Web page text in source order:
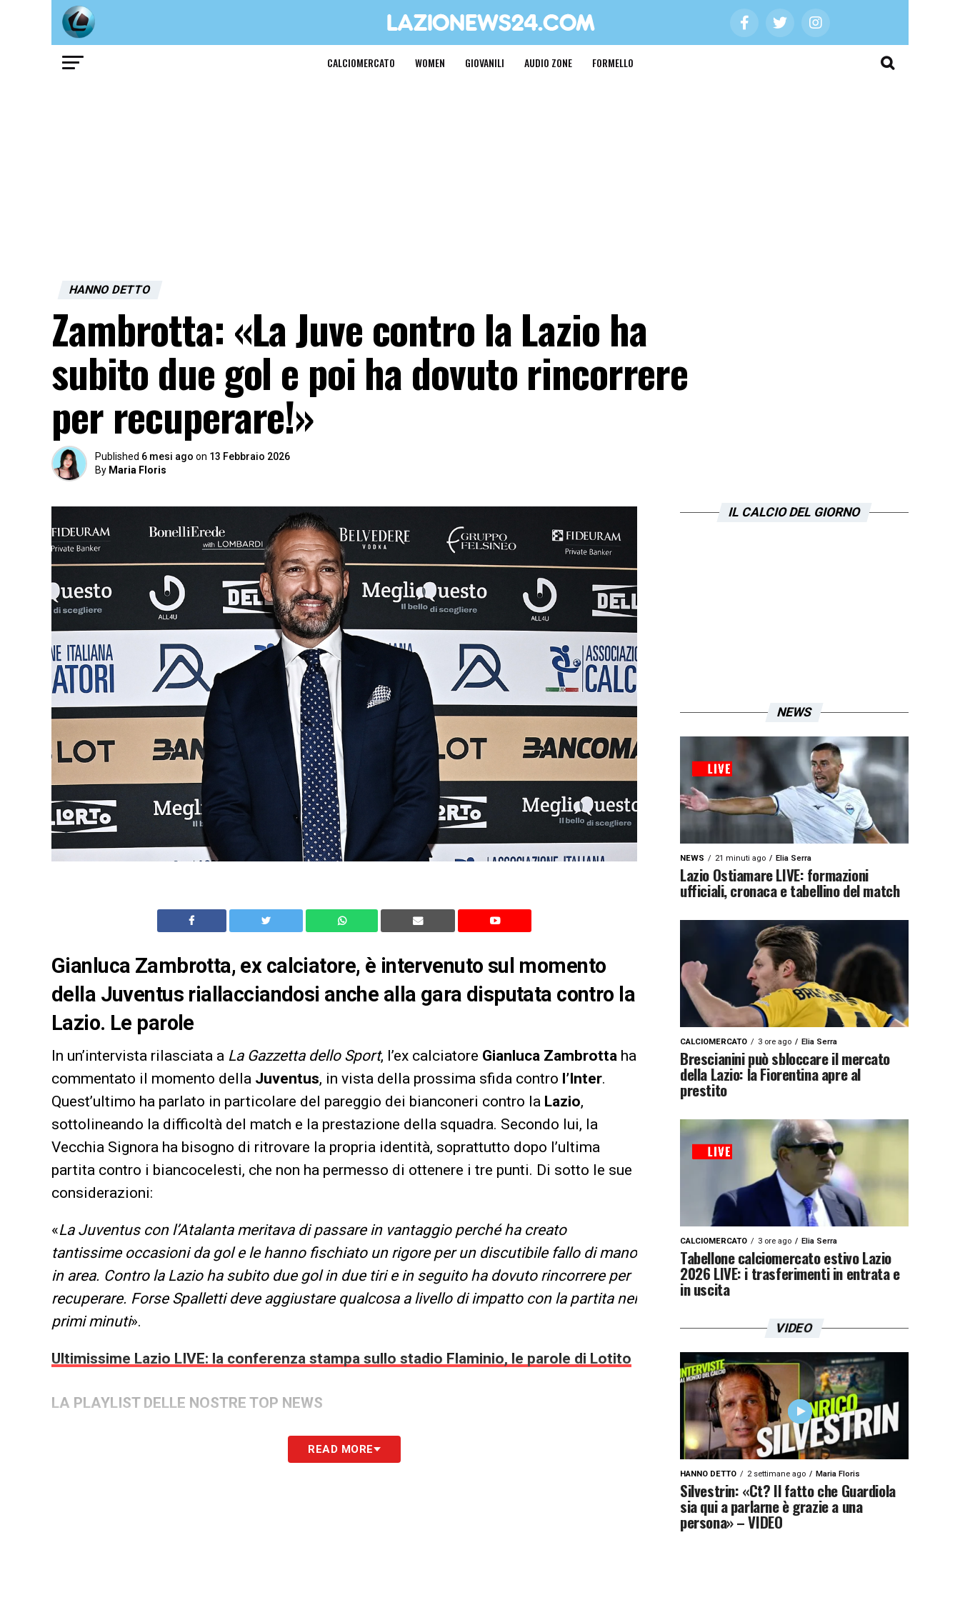
CALCIOMERCATO WOMEN GIOVANILI AUDIO ZONE FORMELLO
HANNO DETTO
Zambrotta: «La Juve contro la Lazio ha
subito due gol e poi ha dovuto rincorrere
per recuperare!»
Published 6 mesi ago on 13 Febbraio 2026
By Maria Floris
Gianluca Zambrotta, ex calciatore, è intervenuto sul momento
della Juventus riallacciandosi anche alla gara disputata contro la
Lazio. Le parole
In un’intervista rilasciata a La Gazzetta dello Sport, l’ex calciatore Gianluca Zambrotta ha
commentato il momento della Juventus, in vista della prossima sfida contro l’Inter.
Quest’ultimo ha parlato in particolare del pareggio dei bianconeri contro la Lazio,
sottolineando la difficoltà del match e la prestazione della squadra. Secondo lui, la
Vecchia Signora ha bisogno di ritrovare la propria identità, soprattutto dopo l’ultima
partita contro i biancocelesti, che non ha permesso di ottenere i tre punti. Di sotto le sue
considerazioni:
«La Juventus con l’Atalanta meritava di passare in vantaggio perché ha creato
tantissime occasioni da gol e le hanno fischiato un rigore per un discutibile fallo di mano
in area. Contro la Lazio ha subito due gol in due tiri e in seguito ha dovuto rincorrere per
recuperare. Forse Spalletti deve aggiustare qualcosa a livello di impatto con la partita nei
primi minuti».
Ultimissime Lazio LIVE: la conferenza stampa sullo stadio Flaminio, le parole di Lotito
LA PLAYLIST DELLE NOSTRE TOP NEWS
READ MORE
IL CALCIO DEL GIORNO
NEWS
NEWS 21 minuti ago Elia Serra
Lazio Ostiamare LIVE: formazioni
ufficiali, cronaca e tabellino del match
CALCIOMERCATO 3 ore ago Elia Serra
Brescianini può sbloccare il mercato
della Lazio: la Fiorentina apre al
prestito
CALCIOMERCATO 3 ore ago Elia Serra
Tabellone calciomercato estivo Lazio
2026 LIVE: i trasferimenti in entrata e
in uscita
VIDEO
HANNO DETTO 2 settimane ago Maria Floris
Silvestrin: «Ct? Il fatto che Guardiola
sia qui a parlarne è grazie a una
persona» – VIDEO